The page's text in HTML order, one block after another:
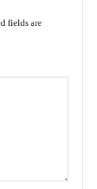
fields are